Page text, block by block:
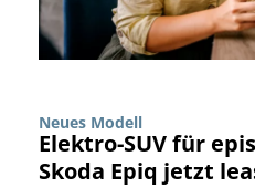
Neues Modell
Elektro-SUV für
Skoda Epiq jetzt